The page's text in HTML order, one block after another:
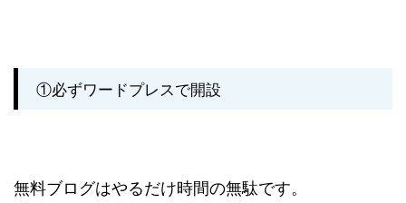
①必ずワードプレスで開設
無料ブログはやるだけ時間の無駄です。